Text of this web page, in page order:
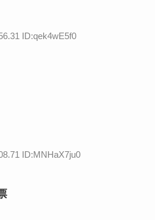
ID:qek4wE5f0
ID:MNHaX7ju0